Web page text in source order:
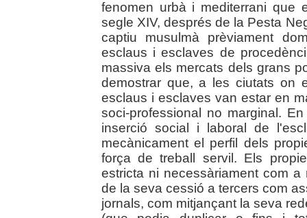
fenomen urbà i mediterrani que
segle XIV, després de la Pesta
captiu musulmà prèviament
esclaus i esclaves de
massiva els mercats dels grans
demostrar que, a les ciutats on
esclaus i esclaves van estar en
soci-professional no marginal.
inserció social i laboral de
mecànicament el perfil dels
força de treball servil. Els
estricta ni necessàriament com
de la seva cessió a tercers com
jornals, com mitjançant la seva